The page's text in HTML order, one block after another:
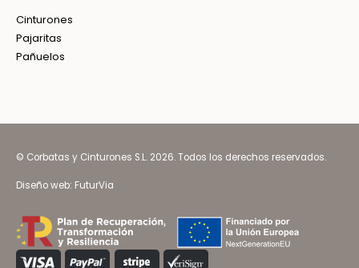
Cinturones
Pajaritas
Pañuelos
© Corbatas y Cinturones S.L. 2026. Todos los derechos reservados.
Diseño web: FuturVia